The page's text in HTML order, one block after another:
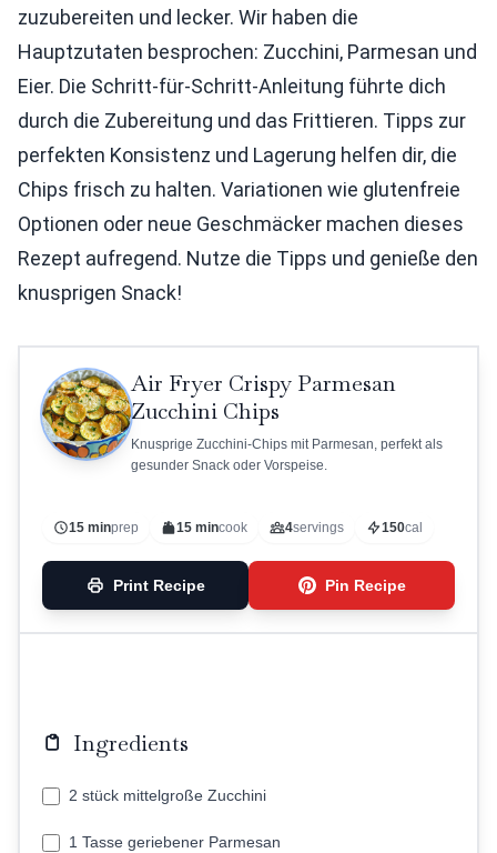
zuzubereiten und lecker. Wir haben die
Hauptzutaten besprochen: Zucchini, Parmesan und
Eier. Die Schritt-für-Schritt-Anleitung führte dich
durch die Zubereitung und das Frittieren. Tipps zur
perfekten Konsistenz und Lagerung helfen dir, die
Chips frisch zu halten. Variationen wie glutenfreie
Optionen oder neue Geschmäcker machen dieses
Rezept aufregend. Nutze die Tipps und genieße den
knusprigen Snack!
Air Fryer Crispy Parmesan
Zucchini Chips
Knusprige Zucchini-Chips mit Parmesan, perfekt als
gesunder Snack oder Vorspeise.
15 minprep 15 mincook 4servings 150cal
Print Recipe Pin Recipe
Ingredients
2 stück mittelgroße Zucchini
1 Tasse geriebener Parmesan